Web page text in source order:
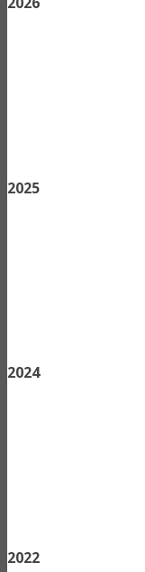
2025
2024
2022